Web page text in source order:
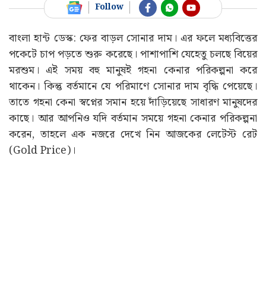
Follow
বাংলা হান্ট ডেস্ক: ফের বাড়ল সোনার দাম। এর ফলে মধ্যবিত্তের
পকেটে চাপ পড়তে শুরু করেছে। পাশাপাশি যেহেতু চলছে বিয়ের
মরশুম। এই সময় বহু মানুষই গহনা কেনার পরিকল্পনা করে
থাকেন। কিন্তু বর্তমানে যে পরিমাণে সোনার দাম বৃদ্ধি পেয়েছে।
তাতে গহনা কেনা স্বপ্নের সমান হয়ে দাঁড়িয়েছে সাধারণ মানুষদের
কাছে। আর আপনিও যদি বর্তমান সময়ে গহনা কেনার পরিকল্পনা
করেন, তাহলে এক নজরে দেখে নিন আজকের লেটেস্ট রেট
(Gold Price)।